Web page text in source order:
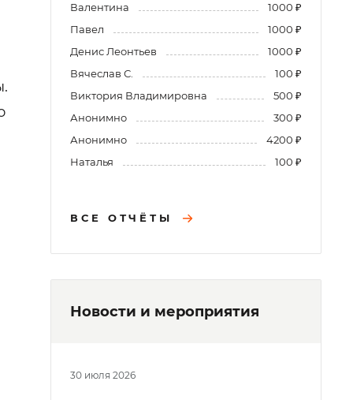
Валентина
1000 ₽
Павел
1000 ₽
Денис Леонтьев
1000 ₽
Вячеслав С.
100 ₽
Виктория Владимировна
500 ₽
Анонимно
300 ₽
Анонимно
4200 ₽
Наталья
100 ₽
ВСЕ ОТЧЁТЫ
Новости и мероприятия
30 июля 2026